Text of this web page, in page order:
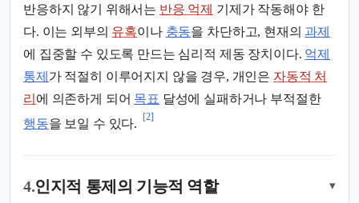
반응하지 않기 위해서는 반응 억제 기제가 작동해야 한
다. 이는 외부의 유혹이나 충동을 차단하고, 현재의 과제
에 집중할 수 있도록 만드는 심리적 제동 장치이다. 억제
통제 가 적절히 이루어지지 않을 경우, 개인은 자동적 처
리 에 의존하게 되어 목표 달성에 실패하거나 부적절한
행동을 보일 수 있다.
[2]
4.인지적 통제의 기능적 역할 ▾